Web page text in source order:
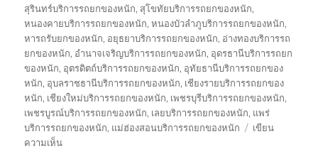
สุรินทร์บริการรถยกของหนัก, สุโขทัยบริการรถยกของหนัก,
หนองคายบริการรถยกของหนัก,หนองบัวลำภูบริการรถยกของหนัก,
หารถรับยกของหนัก, อยุธยาบริการรถยกของหนัก, อ่างทองบริการรถ
ยกของหนัก, อำนาจเจริญบริการรถยกของหนัก, อุดรธานีบริการรถยก
ของหนัก, อุตรดิตถ์บริการรถยกของหนัก, อุทัยธานีบริการรถยกของ
หนัก, อุบลราชธานีบริการรถยกของหนัก, เชียงรายบริการรถยกของ
หนัก, เชียงใหม่บริการรถยกของหนัก, เพชรบุรีบริการรถยกของหนัก,
เพชรบูรณ์บริการรถยกของหนัก, เลยบริการรถยกของหนัก, แพร่
บริการรถยกของหนัก, แม่ฮ่องสอนบริการรถยกของหนัก
เขียน
ความเห็นบน